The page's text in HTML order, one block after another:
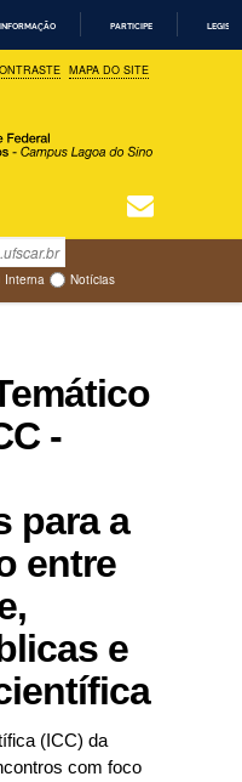
PARTICIPE
MAPA DO SITE
Interna Notícias
-
para a
entre
e
(ICC) da
com foco